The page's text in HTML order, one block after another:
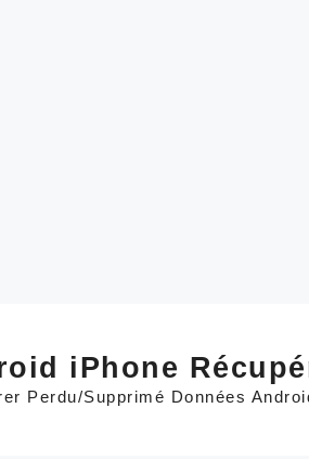
iPhone
Perdu/Supprimé Données